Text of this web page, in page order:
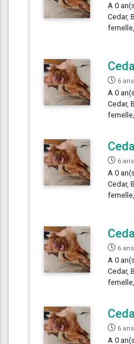
A 0
Cedar,
6 ans
A 0
Cedar,
6 ans
A 0
Cedar,
6 ans
A 0
Cedar,
6 ans
A 0